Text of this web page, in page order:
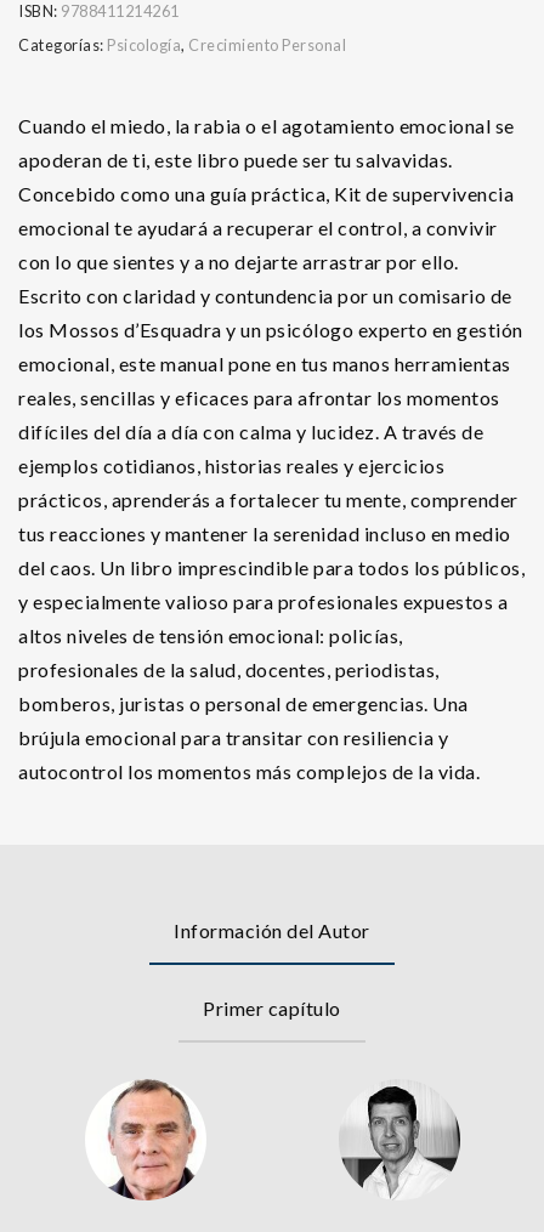
ISBN: 9788411214261
Categorías: Psicología, Crecimiento Personal
Cuando el miedo, la rabia o el agotamiento emocional se
apoderan de ti, este libro puede ser tu salvavidas.
Concebido como una guía práctica, Kit de supervivencia
emocional te ayudará a recuperar el control, a convivir
con lo que sientes y a no dejarte arrastrar por ello.
Escrito con claridad y contundencia por un comisario de
los Mossos d’Esquadra y un psicólogo experto en gestión
emocional, este manual pone en tus manos herramientas
reales, sencillas y eficaces para afrontar los momentos
difíciles del día a día con calma y lucidez. A través de
ejemplos cotidianos, historias reales y ejercicios
prácticos, aprenderás a fortalecer tu mente, comprender
tus reacciones y mantener la serenidad incluso en medio
del caos. Un libro imprescindible para todos los públicos,
y especialmente valioso para profesionales expuestos a
altos niveles de tensión emocional: policías,
profesionales de la salud, docentes, periodistas,
bomberos, juristas o personal de emergencias. Una
brújula emocional para transitar con resiliencia y
autocontrol los momentos más complejos de la vida.
Información del Autor
Primer capítulo